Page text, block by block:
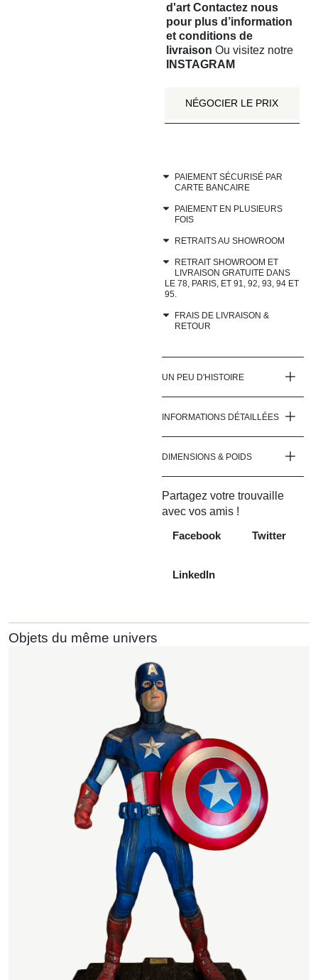
d'art Contactez nous
pour plus d’information
etconditions de
livraison Ou visitez notre
INSTAGRAM
NÉGOCIER LE PRIX
PAIEMENT SÉCURISÉ PAR
CARTE BANCAIRE
PAIEMENT EN PLUSIEURS
FOIS
RETRAITS AU SHOWROOM
RETRAIT SHOWROOM ET
LIVRAISON GRATUITE DANS
LE 78, PARIS, ET 91, 92, 93, 94 ET
95.
FRAIS DE LIVRAISON &
RETOUR
UN PEU D'HISTOIRE
INFORMATIONS DÉTAILLÉES
DIMENSIONS & POIDS
Partagez votre trouvaille
avec vos amis !
Facebook
Twitter
LinkedIn
Objets du même univers